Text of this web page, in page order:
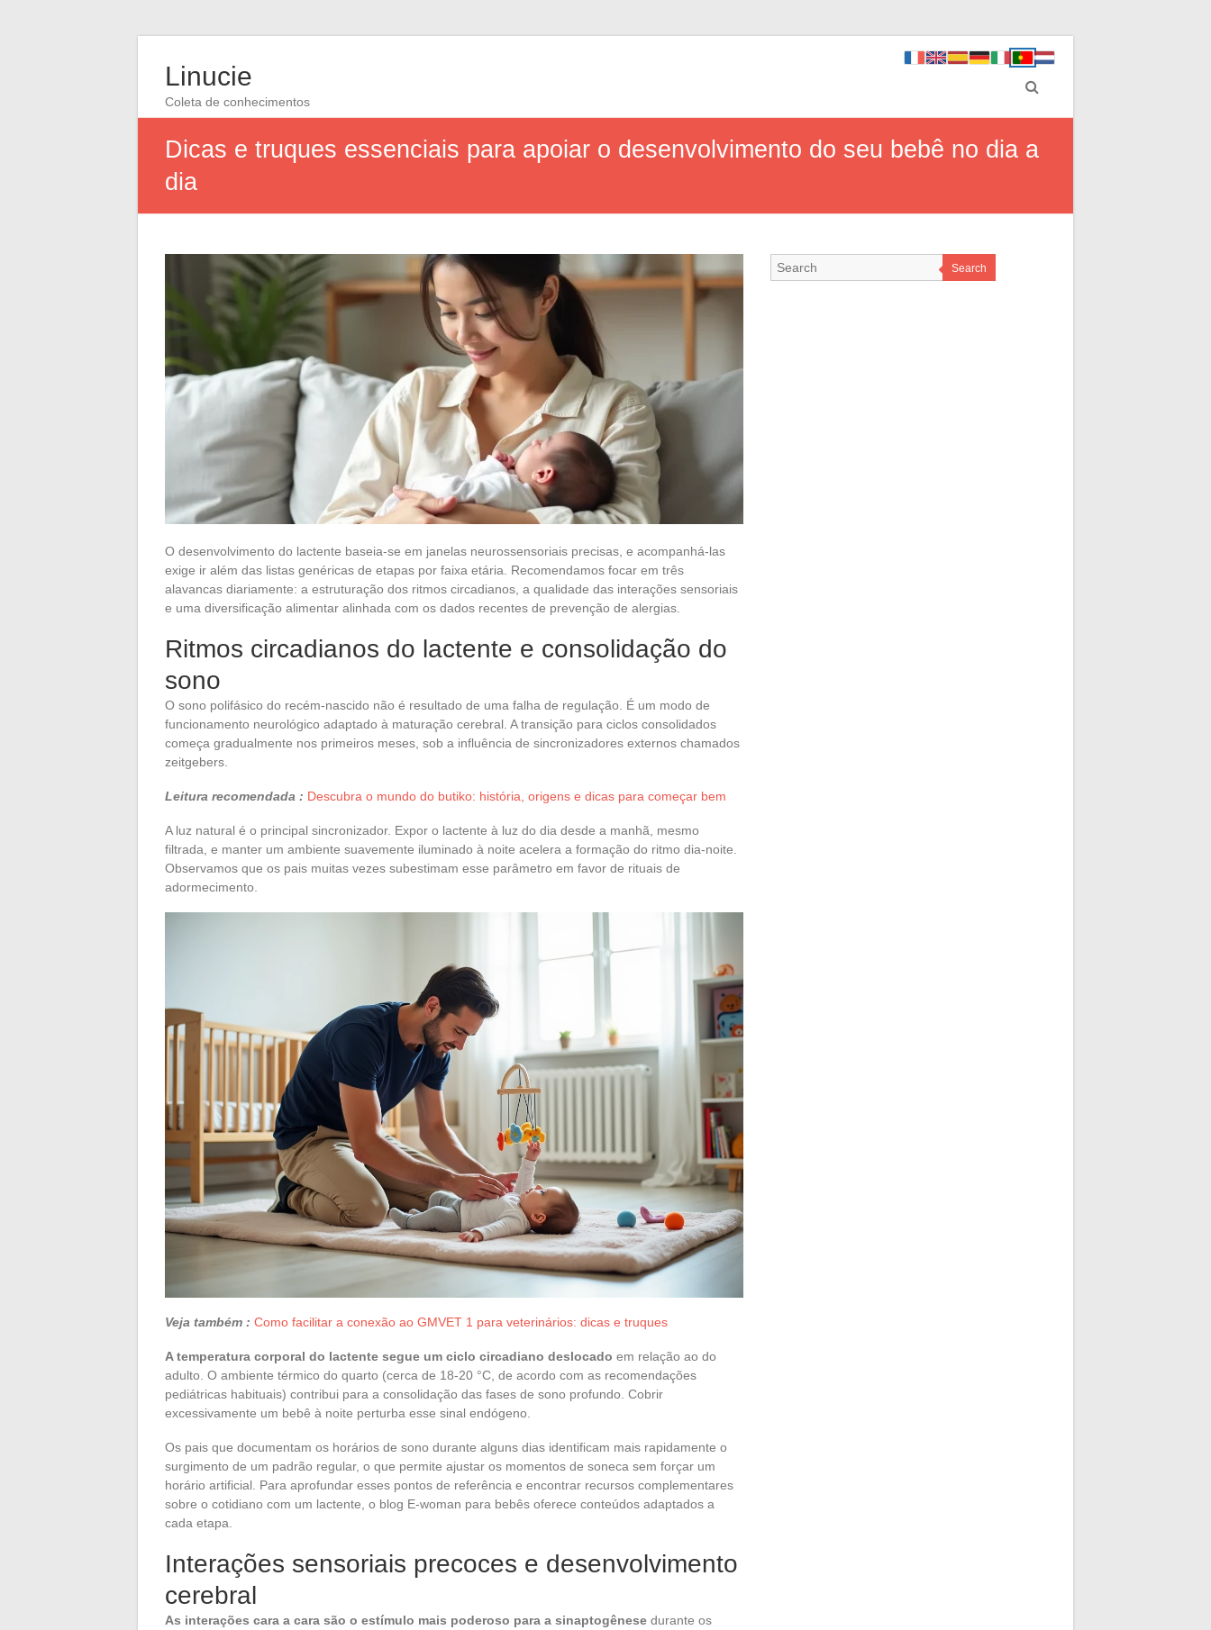
Linucie
Coleta de conhecimentos
Dicas e truques essenciais para apoiar o desenvolvimento do seu bebê no dia a
dia
O desenvolvimento do lactente baseia-se em janelas neurossensoriais precisas, e acompanhá-las
exige ir além das listas genéricas de etapas por faixa etária. Recomendamos focar em três
alavancas diariamente: a estruturação dos ritmos circadianos, a qualidade das interações sensoriais
e uma diversificação alimentar alinhada com os dados recentes de prevenção de alergias.
Ritmos circadianos do lactente e consolidação do
sono
O sono polifásico do recém-nascido não é resultado de uma falha de regulação. É um modo de
funcionamento neurológico adaptado à maturação cerebral. A transição para ciclos consolidados
começa gradualmente nos primeiros meses, sob a influência de sincronizadores externos chamados
zeitgebers.
Leitura recomendada : Descubra o mundo do butiko: história, origens e dicas para começar bem
A luz natural é o principal sincronizador. Expor o lactente à luz do dia desde a manhã, mesmo
filtrada, e manter um ambiente suavemente iluminado à noite acelera a formação do ritmo dia-noite.
Observamos que os pais muitas vezes subestimam esse parâmetro em favor de rituais de
adormecimento.
Veja também : Como facilitar a conexão ao GMVET 1 para veterinários: dicas e truques
A temperatura corporal do lactente segue um ciclo circadiano deslocado em relação ao do
adulto. O ambiente térmico do quarto (cerca de 18-20 °C, de acordo com as recomendações
pediátricas habituais) contribui para a consolidação das fases de sono profundo. Cobrir
excessivamente um bebê à noite perturba esse sinal endógeno.
Os pais que documentam os horários de sono durante alguns dias identificam mais rapidamente o
surgimento de um padrão regular, o que permite ajustar os momentos de soneca sem forçar um
horário artificial. Para aprofundar esses pontos de referência e encontrar recursos complementares
sobre o cotidiano com um lactente, o blog E-woman para bebês oferece conteúdos adaptados a
cada etapa.
Interações sensoriais precoces e desenvolvimento
cerebral
As interações cara a cara são o estímulo mais poderoso para a sinaptogênese durante os
Search